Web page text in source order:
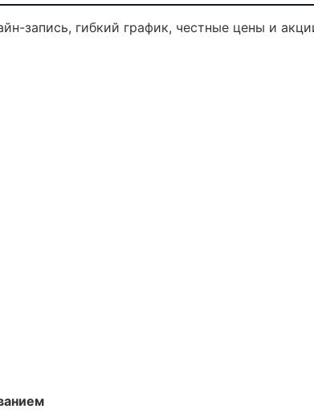
запись, гибкий график, честные цены и